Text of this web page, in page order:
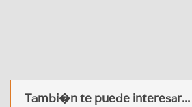
Tambi�n te puede interesar...